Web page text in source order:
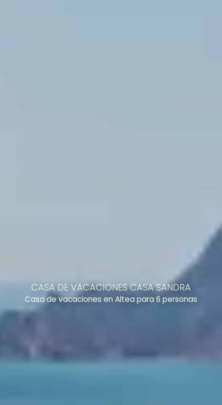
CASA DE VACACIONES CASA SANDRA
Casa de vacaciones en Altea para 6 personas